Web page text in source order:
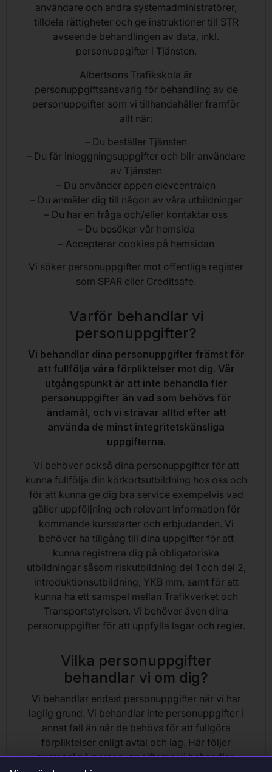
användare och andra systemadministratörer,
tilldela rättigheter och ge instruktioner till STR
avseende behandlingen av data, inkl.
personuppgifter i Tjänsten.
Albertsons Trafikskola är
personuppgiftsansvarig för behandling av de
personuppgifter som vi tillhandahåller framför
allt när:
– Du beställer Tjänsten
– Du får inloggningsuppgifter och blir användare
av Tjänsten
– Du använder appen elevcentralen
– Du anmäler dig till någon av våra utbildningar
– Du har en fråga och/eller kontaktar oss
– Du besöker vår hemsida
– Accepterar cookies på hemsidan
Vi söker personuppgifter mot offentliga register
som SPAR eller Creditsafe.
Varför behandlar vi
personuppgifter?
Vi behandlar dina personuppgifter främst för
att fullfölja våra förpliktelser mot dig. Vår
utgångspunkt är att inte behandla fler
personuppgifter än vad som behövs för
ändamål, och vi strävar alltid efter att
använda de minst integritetskänsliga
uppgifterna.
Vi behöver också dina personuppgifter för att
kunna fullfölja din körkortsutbildning hos oss och
för att kunna ge dig bra service exempelvis vad
gäller uppföljning och relevant information för
kommande kursstarter och erbjudanden. Vi
behöver ha tillgång till dina uppgifter för att
kunna registrera dig på obligatoriska
utbildningar såsom riskutbildning del 1 och del 2,
introduktionsutbildning, YKB mm, samt för att
kunna ha ett samspel mellan Trafikverket och
Transportstyrelsen. Vi behöver även dina
personuppgifter för att uppfylla lagar och regler.
Vilka personuppgifter
behandlar vi om dig?
Vi behandlar endast personuppgifter när vi har
laglig grund. Vi behandlar inte personuppgifter i
annat fall än när de behövs för att fullgöra
förpliktelser enligt avtal och lag. Här följer
exempel på personuppgifterna vi behandlar: